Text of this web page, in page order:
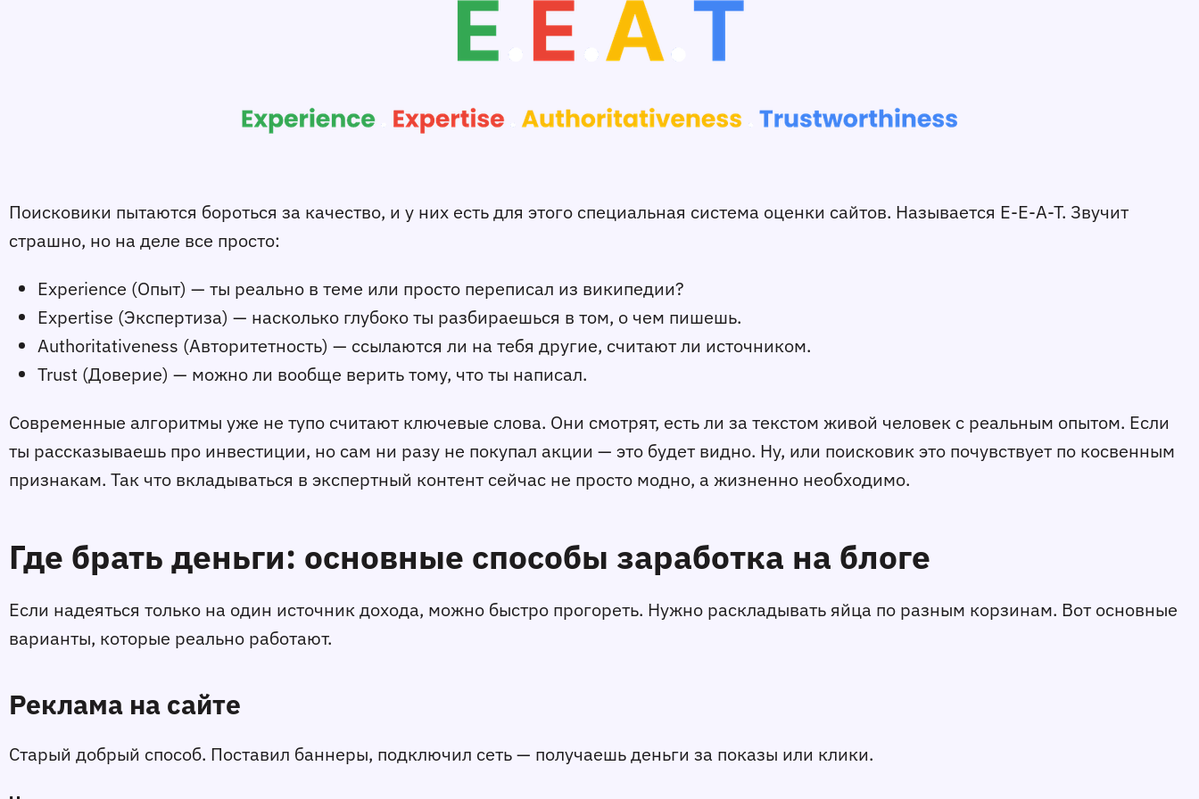
Поисковики пытаются бороться за качество, и у них есть для этого специальная система оценки сайтов. Называется E-E-A-T. Звучит
страшно, но на деле все просто:
Experience (Опыт) — ты реально в теме или просто переписал из википедии?
Expertise (Экспертиза) — насколько глубоко ты разбираешься в том, о чем пишешь.
Authoritativeness (Авторитетность) — ссылаются ли на тебя другие, считают ли источником.
Trust (Доверие) — можно ли вообще верить тому, что ты написал.
Современные алгоритмы уже не тупо считают ключевые слова. Они смотрят, есть ли за текстом живой человек с реальным опытом. Если
ты рассказываешь про инвестиции, но сам ни разу не покупал акции — это будет видно. Ну, или поисковик это почувствует по косвенным
признакам. Так что вкладываться в экспертный контент сейчас не просто модно, а жизненно необходимо.
Где брать деньги: основные способы заработка на блоге
Если надеяться только на один источник дохода, можно быстро прогореть. Нужно раскладывать яйца по разным корзинам. Вот основные
варианты, которые реально работают.
Реклама на сайте
Старый добрый способ. Поставил баннеры, подключил сеть — получаешь деньги за показы или клики.